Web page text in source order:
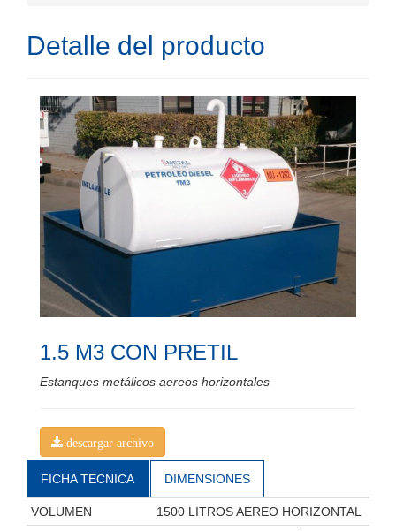
Detalle del producto
1.5 M3 CON PRETIL
Estanques metálicos aereos horizontales
descargar archivo
FICHA TECNICA DIMENSIONES
VOLUMEN
1500 LITROS AEREO HORIZONTAL